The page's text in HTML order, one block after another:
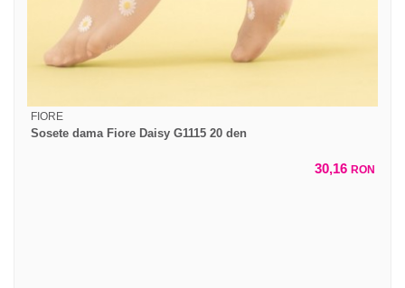
FIORE
Sosete dama Fiore Daisy G1115 20 den
30,16 RON